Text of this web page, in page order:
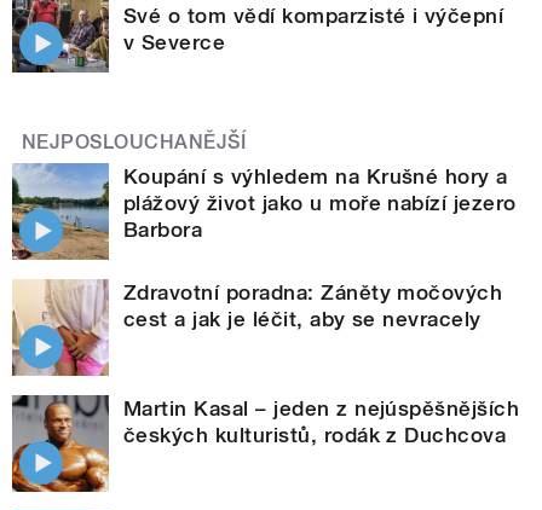
Své o tom vědí komparzisté i výčepní
v Severce
NEJPOSLOUCHANĚJŠÍ
Koupání s výhledem na Krušné hory a
plážový život jako u moře nabízí jezero
Barbora
Zdravotní poradna: Záněty močových
cest a jak je léčit, aby se nevracely
Martin Kasal – jeden z nejúspěšnějších
českých kulturistů, rodák z Duchcova